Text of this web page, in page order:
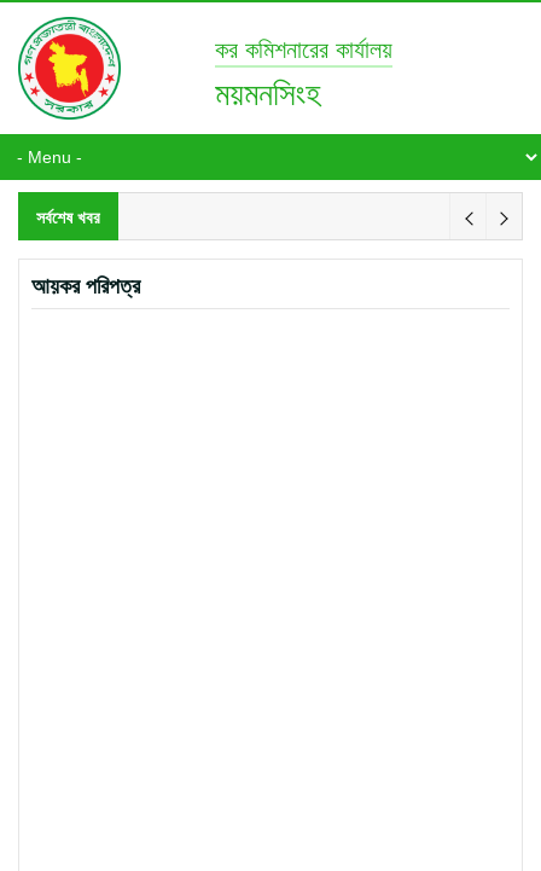
কর কমিশনারের কার্যালয়
ময়মনসিংহ
সর্বশেষ খবর
আয়কর পরিপত্র